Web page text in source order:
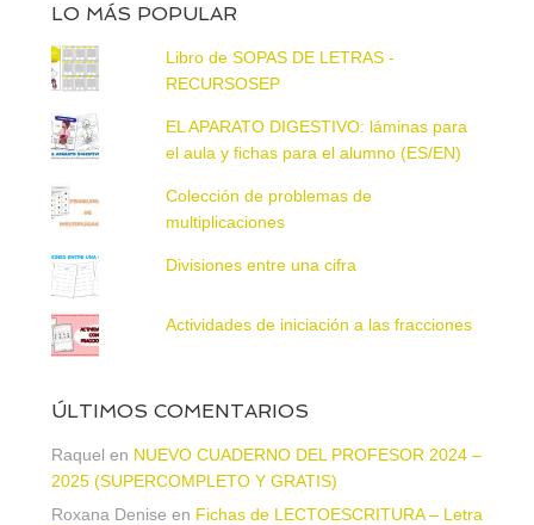
LO MÁS POPULAR
Libro de SOPAS DE LETRAS -
RECURSOSEP
EL APARATO DIGESTIVO: láminas para
el aula y fichas para el alumno (ES/EN)
Colección de problemas de
multiplicaciones
Divisiones entre una cifra
Actividades de iniciación a las fracciones
ÚLTIMOS COMENTARIOS
Raquel en NUEVO CUADERNO DEL PROFESOR 2024 –
2025 (SUPERCOMPLETO Y GRATIS)
Roxana Denise en Fichas de LECTOESCRITURA – Letra